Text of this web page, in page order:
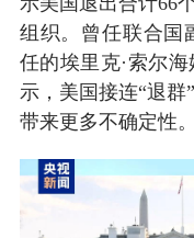
组织。曾任联合国
任的埃里克·索尔
示，美国接连“退
带来更多不确定性。